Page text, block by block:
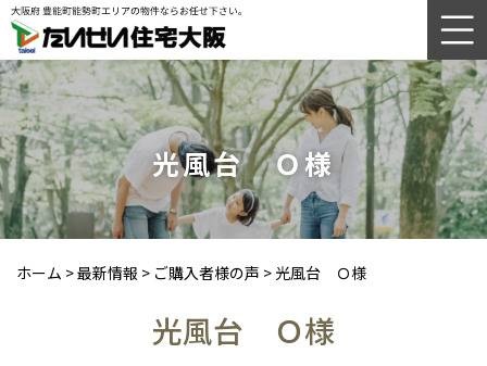
光風台 Ｏ様
ホーム >最新情報 > ご購入者様の声 > 光風台 Ｏ様
光風台 Ｏ様